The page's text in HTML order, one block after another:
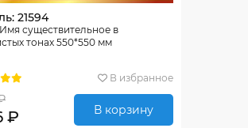
21594
существительное в
тонах 550*550 мм
В избранное
₽ В корзину